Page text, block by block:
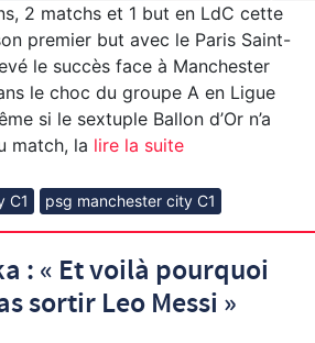
2 matchs et 1 but en LdC cette
premier but avec le Paris Saint-
le succès face à Manchester
le choc du groupe A en Ligue
si le sextuple Ballon d’Or n’a
match, la lire la suite
C1 psg manchester city C1
: « Et voilà pourquoi
sortir Leo Messi »